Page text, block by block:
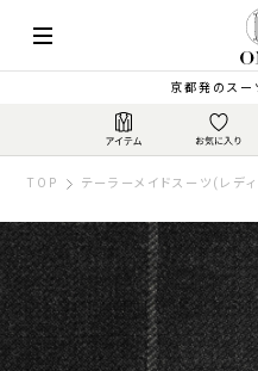
京都発のスー
TOP テーラーメイドスーツ(レデ